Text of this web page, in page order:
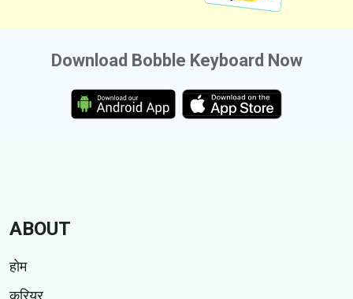
Download Bobble Keyboard Now
ABOUT
होम
करियर